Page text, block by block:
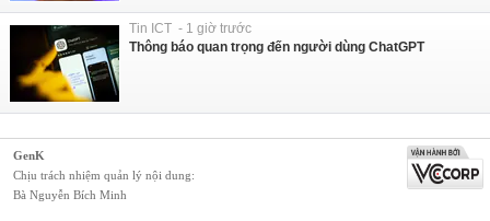
Tin ICT - 1 giờ trước
Thông báo quan trọng đến người dùng ChatGPT
GenK
Chịu trách nhiệm quản lý nội dung:
Bà Nguyễn Bích Minh